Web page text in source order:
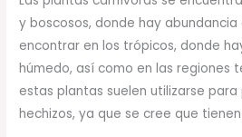
y boscosos, donde hay
encontrar en los trópicos, donde
húmedo, así como en las regiones
estas plantas suelen utilizarse
hechizos, ya que se cree que